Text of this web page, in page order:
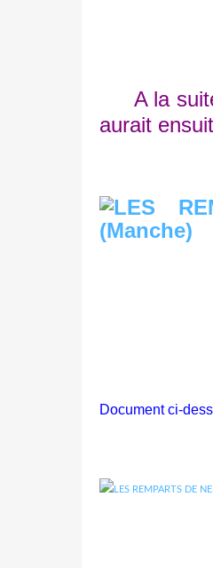
A la suite
aurait
Document ci-